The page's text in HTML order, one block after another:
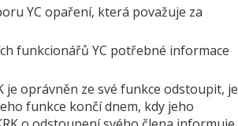
YC opaření, která považuje za
funkcionářů YC potřebné informace
je oprávněn ze své funkce odstoupit, je
funkce končí dnem, kdy jeho